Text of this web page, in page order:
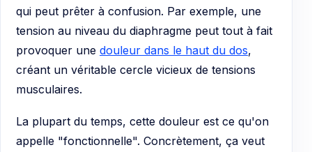
qui peut prêter à confusion. Par exemple, une
tension au niveau du diaphragme peut tout à fait
provoquer une douleur dans le haut du dos,
créant un véritable cercle vicieux de tensions
musculaires.
La plupart du temps, cette douleur est ce qu'on
appelle "fonctionnelle". Concrètement, ça veut